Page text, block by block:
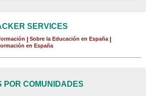
SERVICES
Sobre la Educación en España
en España
POR COMUNIDADES